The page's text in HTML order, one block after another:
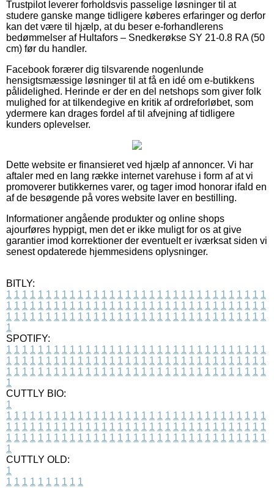
Trustpilot leverer forholdsvis passelige løsninger til at
studere ganske mange tidligere køberes erfaringer og derfor
kan det være til hjælp, at du beser e-forhandlerens
bedømmelser af Hultafors – Snedkerøkse SY 21-0.8 RA (50
cm) før du handler.
Facebook forærer dig tilsvarende nogenlunde
hensigtsmæssige løsninger til at få en idé om e-butikkens
pålidelighed. Herinde er der en del netshops som giver folk
mulighed for at tilkendegive en kritik af ordreforløbet, som
ydermere kan drages fordel af til afvejning af tidligere
kunders oplevelser.
Dette website er finansieret ved hjælp af annoncer. Vi har
aftaler med en lang række internet varehuse i form af at vi
promoverer butikkernes varer, og tager imod honorar ifald en
af de besøgende på vores website laver en bestilling.
Informationer angående produkter og online shops
ajourføres hyppigt, men det er ikke muligt for os at give
garantier imod korrektioner der eventuelt er iværksat siden vi
senest opdaterede hjemmesidens oplysninger.
BITLY:
1 1 1 1 1 1 1 1 1 1 1 1 1 1 1 1 1 1 1 1 1 1 1 1 1 1 1 1 1 1 1 1 1
1 1 1 1 1 1 1 1 1 1 1 1 1 1 1 1 1 1 1 1 1 1 1 1 1 1 1 1 1 1 1 1 1
1 1 1 1 1 1 1 1 1 1 1 1 1 1 1 1 1 1 1 1 1 1 1 1 1 1 1 1 1 1 1 1 1
1
SPOTIFY:
1 1 1 1 1 1 1 1 1 1 1 1 1 1 1 1 1 1 1 1 1 1 1 1 1 1 1 1 1 1 1 1 1
1 1 1 1 1 1 1 1 1 1 1 1 1 1 1 1 1 1 1 1 1 1 1 1 1 1 1 1 1 1 1 1 1
1 1 1 1 1 1 1 1 1 1 1 1 1 1 1 1 1 1 1 1 1 1 1 1 1 1 1 1 1 1 1 1 1
1
CUTTLY BIO:
1
1 1 1 1 1 1 1 1 1 1 1 1 1 1 1 1 1 1 1 1 1 1 1 1 1 1 1 1 1 1 1 1 1
1 1 1 1 1 1 1 1 1 1 1 1 1 1 1 1 1 1 1 1 1 1 1 1 1 1 1 1 1 1 1 1 1
1 1 1 1 1 1 1 1 1 1 1 1 1 1 1 1 1 1 1 1 1 1 1 1 1 1 1 1 1 1 1 1 1
1
CUTTLY OLD:
1
1 1 1 1 1 1 1 1 1 1